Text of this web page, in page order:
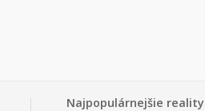
Najpopulárnejšie reality